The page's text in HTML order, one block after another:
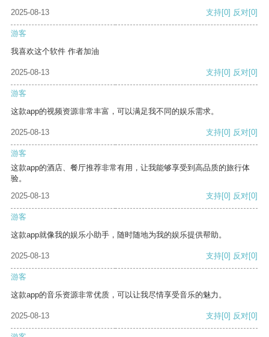
2025-08-13 支持[0] 反对[0]
游客
我喜欢这个软件 作者加油
2025-08-13 支持[0] 反对[0]
游客
这款app的视频资源非常丰富，可以满足我不同的娱乐需求。
2025-08-13 支持[0] 反对[0]
游客
这款app的酒店、餐厅推荐非常有用，让我能够享受到高品质的旅行体
验。
2025-08-13
支持[0] 反对[0]
游客
这款app就像我的娱乐小助手，随时随地为我的娱乐提供帮助。
2025-08-13 支持[0] 反对[0]
游客
这款app的音乐资源非常优质，可以让我尽情享受音乐的魅力。
2025-08-13 支持[0] 反对[0]